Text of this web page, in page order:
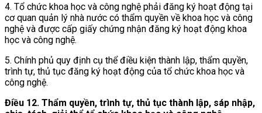
4. Tổ chức khoa học và công nghệ phải đăng ký hoạt động tại
cơ quan quản lý nhà nước có thẩm quyền về khoa học và công
nghệ và được cấp giấy chứng nhận đăng ký hoạt động khoa
học và công nghệ.
5. Chính phủ quy định cụ thể điều kiện thành lập, thẩm quyền,
trình tự, thủ tục đăng ký hoạt động của tổ chức khoa học và
công nghệ.
Điều 12. Thẩm quyền, trình tự, thủ tục thành lập, sáp nhập,